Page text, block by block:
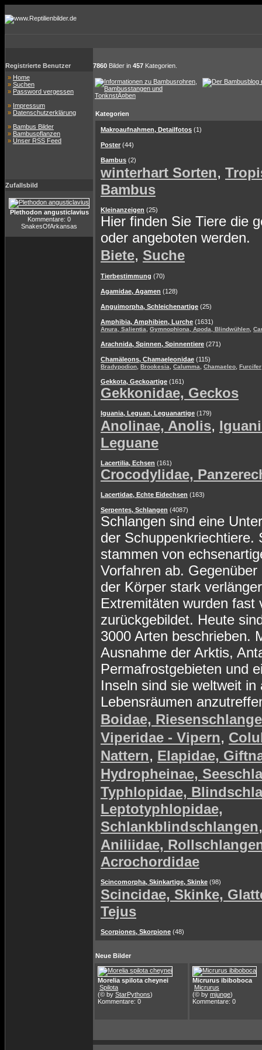
Registrierte Benutzer
» Home
» Suchen
» Password vergessen
» Impressum
» Datenschutzerklärung
» Bambus Bilder
» Bambuspflanzen
» Unser RSS Feed
Zufallsbild
Plethodon angusticlavius
Kommentare: 0
SnakesOfArkansas
7860 Bilder in 457 Kategorien.
Kategorien
Makroaufnahmen, Detailfotos (1)
Poster (44)
Bambus (2)
winterhart Sorten,
Bambus
Kleinanzeigen (25)
Hier finden Sie Tiere die
oder angeboten werden.
Biete, Suche
Tierbestimmung (70)
Agamidae, Agamen (128)
Anguimorpha, Schleichenartige (25)
Amphibia, Amphibien, Lurche (1631)
Anura, Salientia Gymnophiona, Apoda, Blindwühlen
Arachnida, Spinnen, Spinnentiere (271)
Chamäleons, Chamaeleonidae (115)
Bradypodion Brookesia Calumma Chamaeleo Furcifer
Gekkota, Geckoartige (161)
Gekkonidae, Geckos
Iguania, Leguan, Leguanartige (179)
Anolinae, Anolis,
Leguane
Lacertilia, Echsen (161)
Crocodylidae,
Lacertidae, Echte Eidechsen (163)
Serpentes, Schlangen (4087)
Schlangen sind eine
der Schuppenkriechtiere.
stammen von
Vorfahren ab. Gegenüber
der Körper stark
Extremitäten wurden fast
zurückgebildet. Heute
3000 Arten beschrieben.
Ausnahme der Arktis,
Permafrostgebieten und
Inseln sind sie weltweit in
Lebensräumen
Boidae,
Viperidae - Vipern,
Nattern, Elapidae,
Hydropheinae,
Typhlopidae,
Leptotyphlopidae,
Schlankblindschlangen,
Aniliidae,
Acrochordidae
Scincomorpha, Skinkartige, Skinke (98)
Scincidae, Skinke,
Tejus
Scorpiones, Skorpione (48)
Neue Bilder
Morelia spilota cheynei
Spilota
(© by StarPythons)
Kommentare: 0
Micrurus ibiboboca
Micrurus
(© by mjunge)
Kommentare: 0